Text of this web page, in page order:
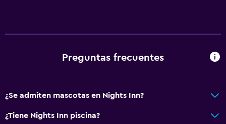
Preguntas frecuentes
¿Se admiten mascotas en Nights Inn?
¿Tiene Nights Inn piscina?